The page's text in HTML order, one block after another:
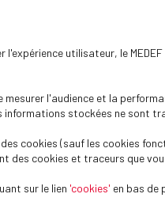
l'expérience utilisateur, le
l'audience et la
stockées ne sont
cookies (sauf les cookies
cookies et traceurs que
sur le lien 'cookies' en bas de